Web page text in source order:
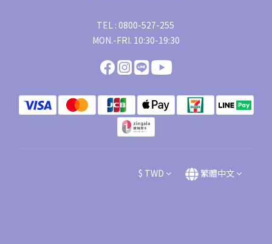
TEL : 0800-527-255
MON.-FRI. 10:30-19:30
$ TWD 繁體中文